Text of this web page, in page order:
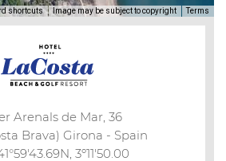
shortcuts Image may be subject to copyright Terms
Arenals de Mar, 36
Brava) Girona - Spain
3º11'50.00